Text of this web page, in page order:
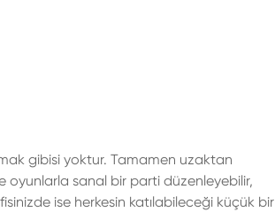
gibisi yoktur. Tamamen uzaktan
oyunlarla sanal bir parti düzenleyebilir,
ise herkesin katılabileceği küçük bir